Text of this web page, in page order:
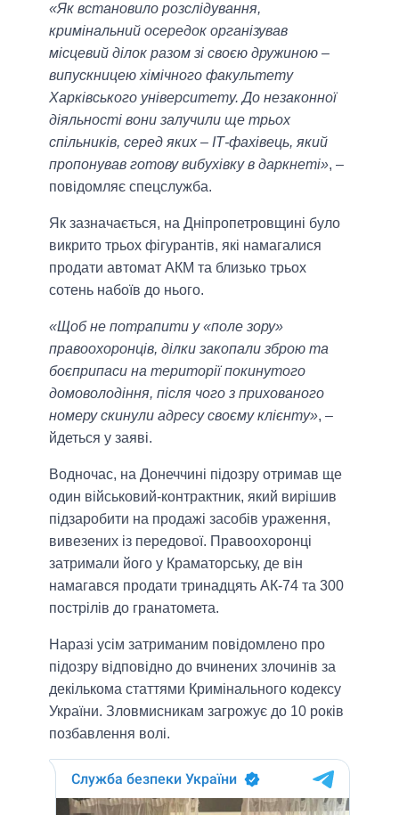
«Як встановило розслідування,
кримінальний осередок організував
місцевий ділок разом зі своєю дружиною –
випускницею хімічного факультету
Харківського університету. До незаконної
діяльності вони залучили ще трьох
спільників, серед яких – ІТ-фахівець, який
пропонував готову вибухівку в даркнеті», –
повідомляє спецслужба.
Як зазначається, на Дніпропетровщині було
викрито трьох фігурантів, які намагалися
продати автомат АКМ та близько трьох
сотень набоїв до нього.
«Щоб не потрапити у «поле зору»
правоохоронців, ділки закопали зброю та
боєприпаси на території покинутого
домоволодіння, після чого з прихованого
номеру скинули адресу своєму клієнту», –
йдеться у заяві.
Водночас, на Донеччині підозру отримав ще
один військовий-контрактник, який вирішив
підзаробити на продажі засобів ураження,
вивезених із передової. Правоохоронці
затримали його у Краматорську, де він
намагався продати тринадцять АК-74 та 300
пострілів до гранатомета.
Наразі усім затриманим повідомлено про
підозру відповідно до вчинених злочинів за
декількома статтями Кримінального кодексу
України. Зловмисникам загрожує до 10 років
позбавлення волі.